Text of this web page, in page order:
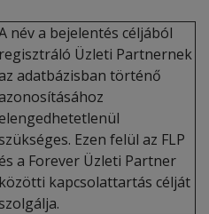
név a bejelentés céljából
regisztráló Üzleti Partnernek
adatbázisban történő
Ezen felül az FLP
a Forever Üzleti Partner
közötti kapcsolattartás célját